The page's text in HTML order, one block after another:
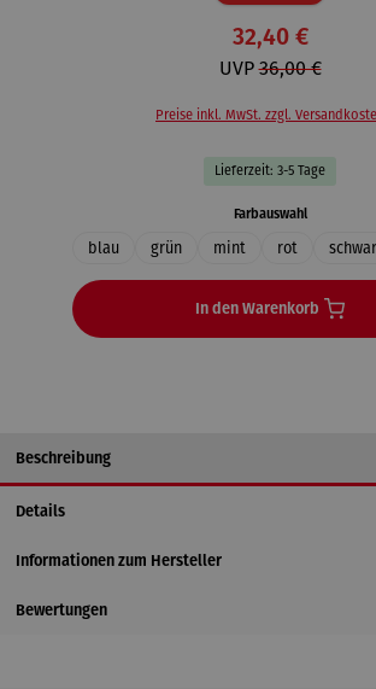
32,40 €
UVP36,00 €
Preise inkl. MwSt. zzgl.
Lieferzeit: 3-5 Tage
Farbauswahlauswählen
blau grün mint rot
In den Warenkorb
Beschreibung
Details
Informationen zum Hersteller
Bewertungen